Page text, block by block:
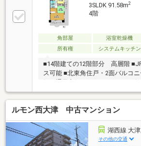
3SLDK 91.58m2
4階
角部屋 浴室乾燥機
所有権
システムキッチン
■14階建ての12階部分 高層階
ス可能 ■北東角住戸・2面バルコニ
境充実
ルモン西大津 中古マンション
湖西線 大
その他の交通